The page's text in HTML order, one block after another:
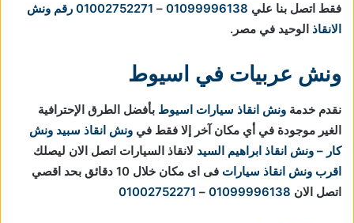
فقط اتصل بنا علي 01099996138
–
01002752271 رقم ونش
الانقاذ الوحيد في مصر.
ونش عربيات في اسيوط
نقدم خدمة ونش انقاذ سيارات اسيوط بأفضل الطرق الإحترافية
الغير موجودة في أي مكان آخر إلا فقط في ونش انقاذ سبيد ونش
كار – ونش انقاذ ابراهيم السيد لانقاذ السيارات اتصل الان ليصلك
اقرب ونش انقاذ سيارات
فى اى مكان خلال 10 دقائق بحد اقصي
اتصل الان 01099996138
–
01002752271